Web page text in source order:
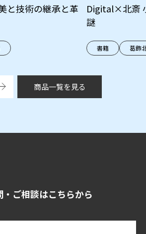
技術の継承と革
Digital×北斎
謎
書籍 葛飾
商品一覧を見る
・ご相談はこちらから